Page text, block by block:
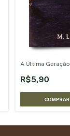
A Última Geração
R$5,90
COMPRAR